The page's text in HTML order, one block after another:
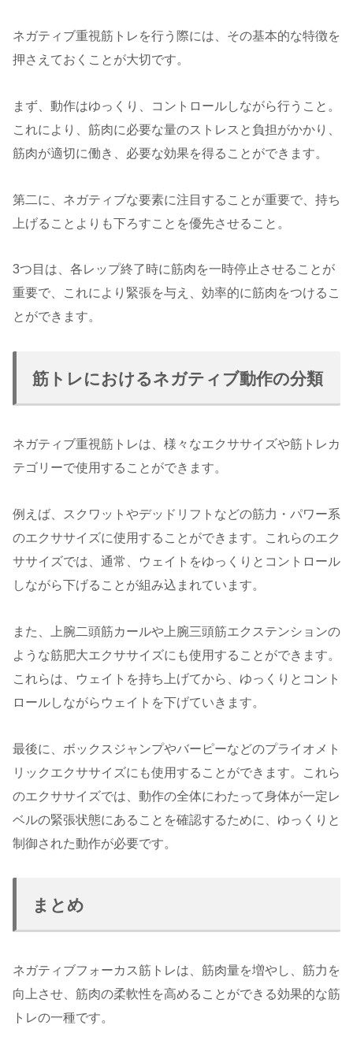
ネガティブ重視筋トレを行う際には、その基本的な特徴を
押さえておくことが大切です。
まず、動作はゆっくり、コントロールしながら行うこと。
これにより、筋肉に必要な量のストレスと負担がかかり、
筋肉が適切に働き、必要な効果を得ることができます。
第二に、ネガティブな要素に注目することが重要で、持ち
上げることよりも下ろすことを優先させること。
3つ目は、各レップ終了時に筋肉を一時停止させることが
重要で、これにより緊張を与え、効率的に筋肉をつけるこ
とができます。
筋トレにおけるネガティブ動作の分類
ネガティブ重視筋トレは、様々なエクササイズや筋トレカ
テゴリーで使用することができます。
例えば、スクワットやデッドリフトなどの筋力・パワー系
のエクササイズに使用することができます。これらのエク
ササイズでは、通常、ウェイトをゆっくりとコントロール
しながら下げることが組み込まれています。
また、上腕二頭筋カールや上腕三頭筋エクステンションの
ような筋肥大エクササイズにも使用することができます。
これらは、ウェイトを持ち上げてから、ゆっくりとコント
ロールしながらウェイトを下げていきます。
最後に、ボックスジャンプやバーピーなどのプライオメト
リックエクササイズにも使用することができます。これら
のエクササイズでは、動作の全体にわたって身体が一定レ
ベルの緊張状態にあることを確認するために、ゆっくりと
制御された動作が必要です。
まとめ
ネガティブフォーカス筋トレは、筋肉量を増やし、筋力を
向上させ、筋肉の柔軟性を高めることができる効果的な筋
トレの一種です。